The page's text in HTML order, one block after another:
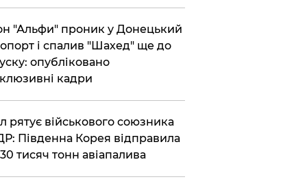
"Альфи" проник у Донецький
і спалив "Шахед" ще до
опубліковано
кадри
рятує військового союзника
Південна Корея відправила
тисяч тонн авіапалива